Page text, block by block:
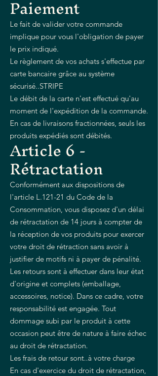
Paiement
Le fait de valider votre commande
implique pour vous l'obligation de payer
le prix indiqué.
Le règlement de vos achats s'effectue par
carte bancaire grâce au système
sécurisé..STRIPE
Le débit de la carte n'est effectué qu'au
moment de l'expédition de la commande.
En cas de livraisons fractionnées, seuls les
produits expédiés sont débités.
Article 6 -
Rétractation
Conformément aux dispositions de
l'article L.121-21 du Code de la
Consommation, vous disposez d'un délai
de rétractation de 14 jours à compter de
la réception de vos produits pour exercer
votre droit de rétraction sans avoir à
justifier de motifs ni à payer de pénalité.
Les retours sont à effectuer dans leur état
d'origine et complets (emballage,
accessoires, notice). Dans ce cadre, votre
responsabilité est engagée. Tout
dommage subi par le produit à cette
occasion peut être de nature à faire échec
au droit de rétractation.
Les frais de retour sont..à votre charge
En cas d'exercice du droit de rétractation,